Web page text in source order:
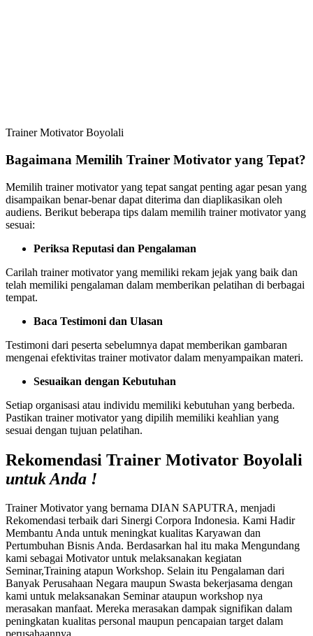
Trainer Motivator Boyolali
Bagaimana Memilih Trainer Motivator yang Tepat?
Memilih trainer motivator yang tepat sangat penting agar pesan yang
disampaikan benar-benar dapat diterima dan diaplikasikan oleh
audiens. Berikut beberapa tips dalam memilih trainer motivator yang
sesuai:
Periksa Reputasi dan Pengalaman
Carilah trainer motivator yang memiliki rekam jejak yang baik dan
telah memiliki pengalaman dalam memberikan pelatihan di berbagai
tempat.
Baca Testimoni dan Ulasan
Testimoni dari peserta sebelumnya dapat memberikan gambaran
mengenai efektivitas trainer motivator dalam menyampaikan materi.
Sesuaikan dengan Kebutuhan
Setiap organisasi atau individu memiliki kebutuhan yang berbeda.
Pastikan trainer motivator yang dipilih memiliki keahlian yang
sesuai dengan tujuan pelatihan.
Rekomendasi Trainer Motivator Boyolali
untuk Anda !
Trainer Motivator yang bernama DIAN SAPUTRA, menjadi
Rekomendasi terbaik dari Sinergi Corpora Indonesia. Kami Hadir
Membantu Anda untuk meningkat kualitas Karyawan dan
Pertumbuhan Bisnis Anda. Berdasarkan hal itu maka Mengundang
kami sebagai Motivator untuk melaksanakan kegiatan
Seminar,Training atapun Workshop. Selain itu Pengalaman dari
Banyak Perusahaan Negara maupun Swasta bekerjasama dengan
kami untuk melaksanakan Seminar ataupun workshop nya
merasakan manfaat. Mereka merasakan dampak signifikan dalam
peningkatan kualitas personal maupun pencapaian target dalam